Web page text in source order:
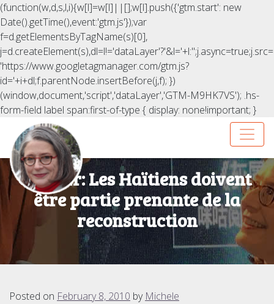
(function(w,d,s,l,i){w[l]=w[l]||[];w[l].push({'gtm.start': new
Date().getTime(),event:'gtm.js'});var
f=d.getElementsByTagName(s)[0],
j=d.createElement(s),dl=l!='dataLayer'?'&l='+l:'';j.async=true;j.src=
'https://www.googletagmanager.com/gtm.js?
id='+i+dl;f.parentNode.insertBefore(j,f); })
(window,document,'script','dataLayer','GTM-M9HK7VS'); .hs-
form-field label span:first-of-type { display: none!important; }
Slate.fr: Les Haïtiens doivent
être partie prenante de la
reconstruction
Posted on February 8, 2010 by Michele